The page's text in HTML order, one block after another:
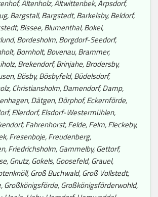
Altenholz, Altwittenbek, Arpsdorf,
Bargstall, Bargstedt, Barkelsby, Beldorf,
Bissee, Blumenthal, Bokel,
Bordesholm, Borgdorf-Seedorf,
Bornholt, Bovenau, Brammer,
Brekendorf, Brinjahe, Brodersby,
Bösby, Bösbyfeld, Büdelsdorf,
Christiansholm, Damendorf, Damp,
Dätgen, Dörphof, Eckernförde,
Ellerdorf, Elsdorf-Westermühlen,
Fahrenhorst, Felde, Felm, Fleckeby,
Fresenboje, Freudenberg,
Friedrichsholm, Gammelby, Gettorf,
Gnutz, Gokels, Goosefeld, Grauel,
Groß Buchwald, Groß Vollstedt,
Großkönigsförde, Großkönigsförderwohld,